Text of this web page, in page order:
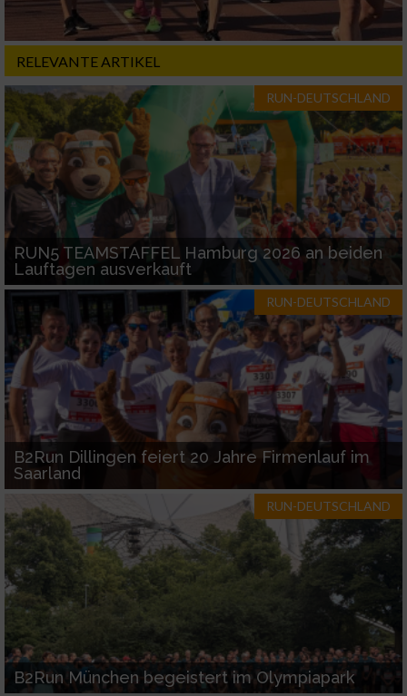
RELEVANTE ARTIKEL
RUN-DEUTSCHLAND
RUN5 TEAMSTAFFEL Hamburg 2026 an beiden
Lauftagen ausverkauft
RUN-DEUTSCHLAND
B2Run Dillingen feiert 20 Jahre Firmenlauf im
Saarland
RUN-DEUTSCHLAND
B2Run München begeistert im Olympiapark
Notwendig
Performance
Funktional
Werbung